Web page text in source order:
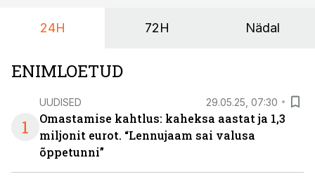
24H 72H Nädal
ENIMLOETUD
1
UUDISED 29.05.25, 07:30
Omastamise kahtlus: kaheksa aastat ja 1,3
miljonit eurot. “Lennujaam sai valusa
õppetunni”